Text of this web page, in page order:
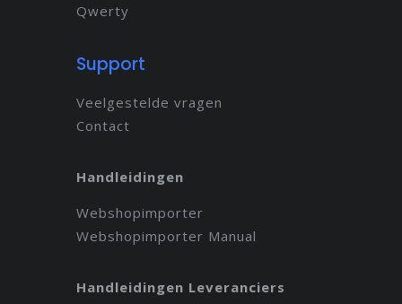
Qwerty
Support
Veelgestelde vragen
Contact
Handleidingen
Webshopimporter
Webshopimporter Manual
Handleidingen Leveranciers